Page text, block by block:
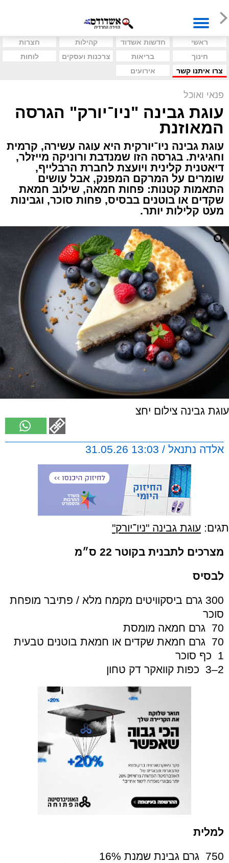
ראשי חדשות אשדוד קהילות
חצרות
חינוך
בריאות צרכנות ועסקים
לוחות
צרו איתנו קשר
אירועים
פנאי ואוכל
עוגת גבינה "ניו־יורק" הגרסה
המאוזנת
עוגת גבינה ניו־יורקית היא עוגה עשירה, קרמית
וחגיגית. בגרסה הזו שמנדבת ורוניקה מייזלר,
דיאטנית קלינית ויועצת לחברת הרבלייף,
שומרים על המרקם המפנק, אבל עושים
התאמות קטנות: פחות חמאה, שילוב חמאת
שקדים או בוטנים בבסיס, פחות סוכר, וגבינות
מעט קלילות יותר.
עוגת גבינה צילום יחצ
אלדה נתנאל / 13:03 31.05.26
תגים: עוגת גבינה "ניו־יורק"
מצרכים לתבנית בקוטר 22 ס״מ
לבסיס
300 גרם ביסקוויטים מקמח מלא / פתיבר מופחת
סוכר
70 גרם חמאה מומסת
70 גרם חמאת שקדים או חמאת בוטנים טבעית
1 כף סוכר
2–3 כפות קוואקר דק טחון
למלית
750 גרם גבינת שמנת 16%